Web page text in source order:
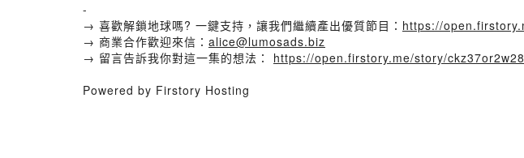
-
→ 喜歡解鎖地球嗎? 一鍵支持，讓我們繼續產出優質節目： https://
→ 商業合作歡迎來信： alice@lumosads.biz
→ 留言告訴我你對這一集的想法： https://open.firstory.me/story/
Powered by Firstory Hosting